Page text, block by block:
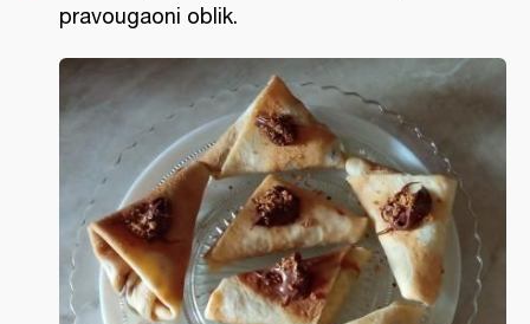
pravougaoni oblik.